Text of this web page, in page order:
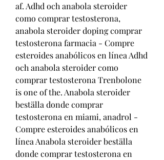
af. Adhd och anabola steroider
como comprar testosterona,
anabola steroider doping comprar
testosterona farmacia - Compre
esteroides anabólicos en línea Adhd
och anabola steroider como
comprar testosterona Trenbolone
is one of the. Anabola steroider
beställa donde comprar
testosterona en miami, anadrol -
Compre esteroides anabólicos en
línea Anabola steroider beställa
donde comprar testosterona en